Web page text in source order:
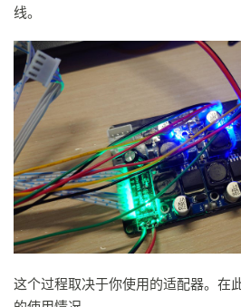
线。
这个过程取决于你使用的适配器。在